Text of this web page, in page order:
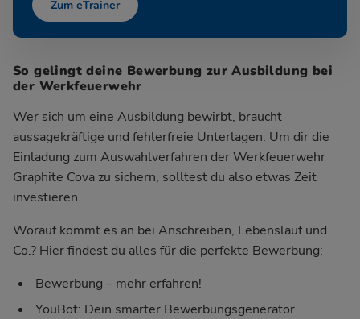
Zum eTrainer
So gelingt deine Bewerbung zur Ausbildung bei
der Werkfeuerwehr
Wer sich um eine Ausbildung bewirbt, braucht
aussagekräftige und fehlerfreie Unterlagen. Um dir die
Einladung zum Auswahlverfahren der Werkfeuerwehr
Graphite Cova zu sichern, solltest du also etwas Zeit
investieren.
Worauf kommt es an bei Anschreiben, Lebenslauf und
Co.? Hier findest du alles für die perfekte Bewerbung:
Bewerbung – mehr erfahren!
YouBot: Dein smarter Bewerbungsgenerator